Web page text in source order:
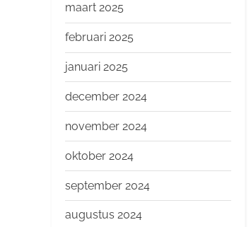
maart 2025
februari 2025
januari 2025
december 2024
november 2024
oktober 2024
september 2024
augustus 2024